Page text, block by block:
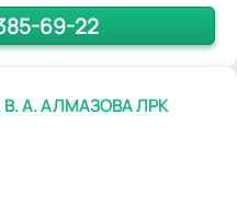
69-22
А. АЛМАЗОВА ЛРК